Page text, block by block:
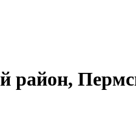
район,